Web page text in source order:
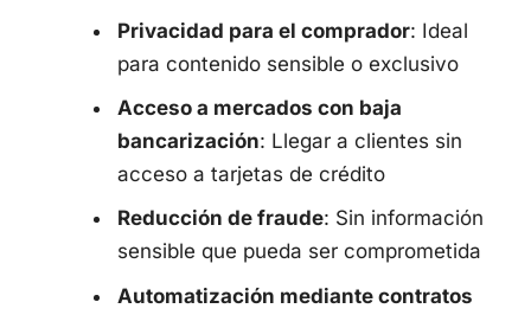
Privacidad para el comprador: Ideal
para contenido sensible o exclusivo
Acceso a mercados con baja
bancarización: Llegar a clientes sin
acceso a tarjetas de crédito
Reducción de fraude: Sin información
sensible que pueda ser comprometida
Automatización mediante contratos